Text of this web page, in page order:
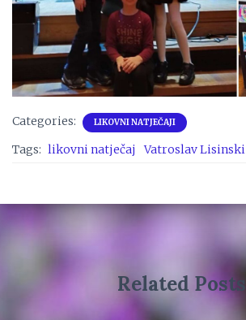
Categories: LIKOVNI NATJEČAJI
Tags: likovni natječaj Vatroslav Lisinski
Related Posts